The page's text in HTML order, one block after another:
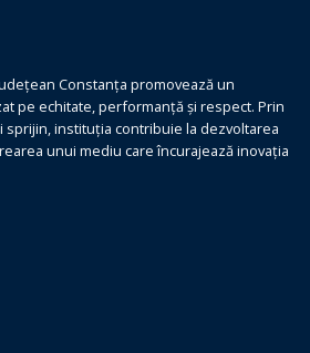
Constanța promovează un
pe echitate, performanță și respect. Prin
sprijin, instituția contribuie la dezvoltarea
unui mediu care încurajează inovația